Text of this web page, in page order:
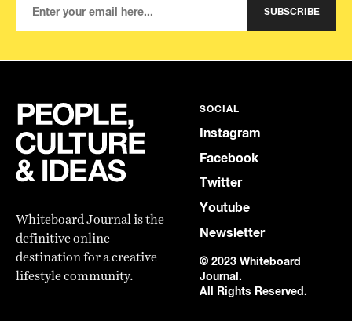
SUBSCRIBE
Whiteboard Journal is the
definitive online
destination for a creative
lifestyle community.
SOCIAL
Instagram
Facebook
Twitter
Youtube
Newsletter
© 2023 Whiteboard
Journal.
All Rights Reserved.